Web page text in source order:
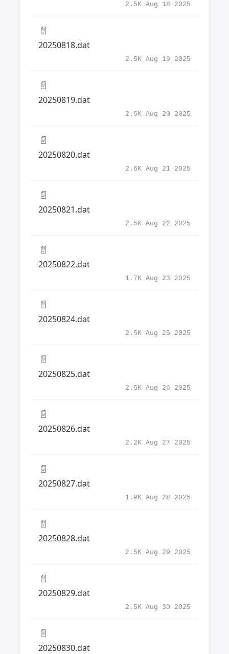
2.5K Aug 18 2025
📄
20250818.dat
2.5K Aug 19 2025
📄
20250819.dat
2.5K Aug 20 2025
📄
20250820.dat
2.6K Aug 21 2025
📄
20250821.dat
2.5K Aug 22 2025
📄
20250822.dat
1.7K Aug 23 2025
📄
20250824.dat
2.5K Aug 25 2025
📄
20250825.dat
2.5K Aug 26 2025
📄
20250826.dat
2.2K Aug 27 2025
📄
20250827.dat
1.9K Aug 28 2025
📄
20250828.dat
2.5K Aug 29 2025
📄
20250829.dat
2.5K Aug 30 2025
📄
20250830.dat